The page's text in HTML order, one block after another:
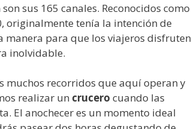
sus 165 canales. Reconocidos como
originalmente tenía la intención de
manera para que los viajeros disfruten
inolvidable.
muchos recorridos que aquí operan y
realizar un crucero cuando las
El anochecer es un momento ideal